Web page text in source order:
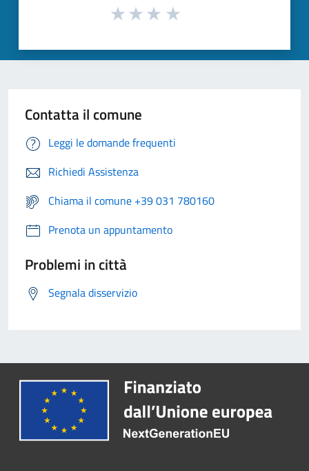
Contatta il comune
Leggi le domande frequenti
Richiedi Assistenza
Chiama il comune +39 031 780160
Prenota un appuntamento
Problemi in città
Segnala disservizio